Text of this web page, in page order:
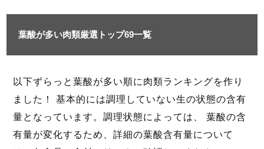
葉酸が多い肉類厳選トップ69一覧
以下ずらっと葉酸が多い順に肉類ランキングを作り
ました！ 基本的には調理していない生の状態の含有
量となっています。調理状態によっては、 葉酸の含
有量が変化するため、詳細の葉酸含有量について